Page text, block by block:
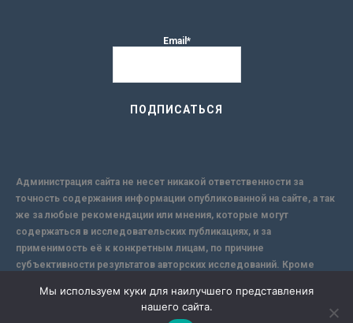
Email*
Администрация сайта не несет никакой ответственности за
точность содержания информации опубликованной на сайте, а так
же за любые рекомендации или мнения, которые могут
содержаться в исследовательских публикациях, и за
применимость её к конкретным лицам, по причине
субъективности результатов авторских исследований. Кроме
надежной защиты информации, Сайт не несет ответственности за
Мы используем куки для наилучшего представления
нашего сайта.